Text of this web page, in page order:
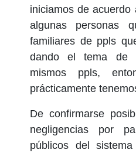
iniciamos de
algunas personas
familiares de ppls
dando el tema de
mismos ppls,
prácticamente
De confirmarse
negligencias por
públicos del